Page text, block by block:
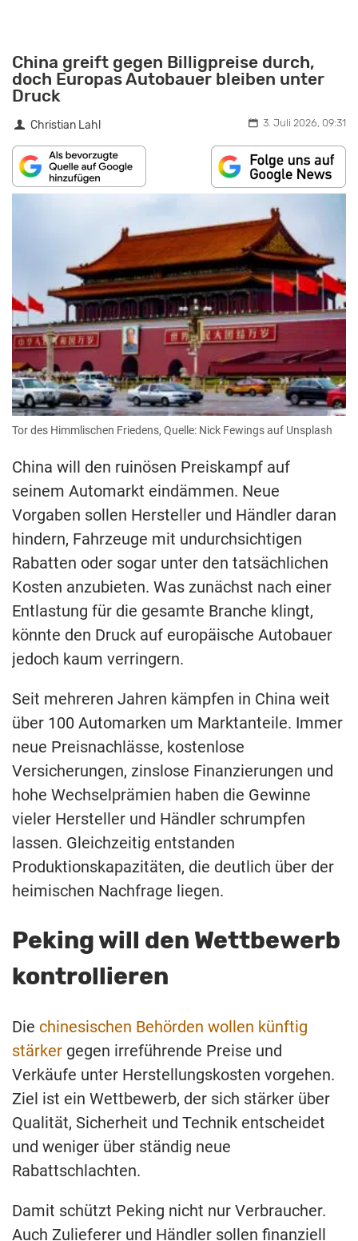
China greift gegen Billigpreise durch,
doch Europas Autobauer bleiben unter
Druck
Christian Lahl 3. Juli 2026, 09:31
Tor des Himmlischen Friedens, Quelle: Nick Fewings auf Unsplash
China will den ruinösen Preiskampf auf
seinem Automarkt eindämmen. Neue
Vorgaben sollen Hersteller und Händler daran
hindern, Fahrzeuge mit undurchsichtigen
Rabatten oder sogar unter den tatsächlichen
Kosten anzubieten. Was zunächst nach einer
Entlastung für die gesamte Branche klingt,
könnte den Druck auf europäische Autobauer
jedoch kaum verringern.
Seit mehreren Jahren kämpfen in China weit
über 100 Automarken um Marktanteile. Immer
neue Preisnachlässe, kostenlose
Versicherungen, zinslose Finanzierungen und
hohe Wechselprämien haben die Gewinne
vieler Hersteller und Händler schrumpfen
lassen. Gleichzeitig entstanden
Produktionskapazitäten, die deutlich über der
heimischen Nachfrage liegen.
Peking will den Wettbewerb
kontrollieren
Die chinesischen Behörden wollen künftig
stärker gegen irreführende Preise und
Verkäufe unter Herstellungskosten vorgehen.
Ziel ist ein Wettbewerb, der sich stärker über
Qualität, Sicherheit und Technik entscheidet
und weniger über ständig neue
Rabattschlachten.
Damit schützt Peking nicht nur Verbraucher.
Auch Zulieferer und Händler sollen finanziell